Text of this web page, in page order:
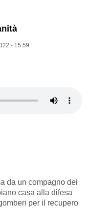
- 15:59
da un compagno dei
casa alla difesa
per il recupero